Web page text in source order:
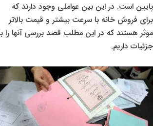
پایین است. در این بین عواملی وجود دارند که
برای فروش خانه با سرعت بیشتر و قیمت بالاتر
موثر هستند که در این مطلب قصد بررسی آنها را
جزئیات داریم.